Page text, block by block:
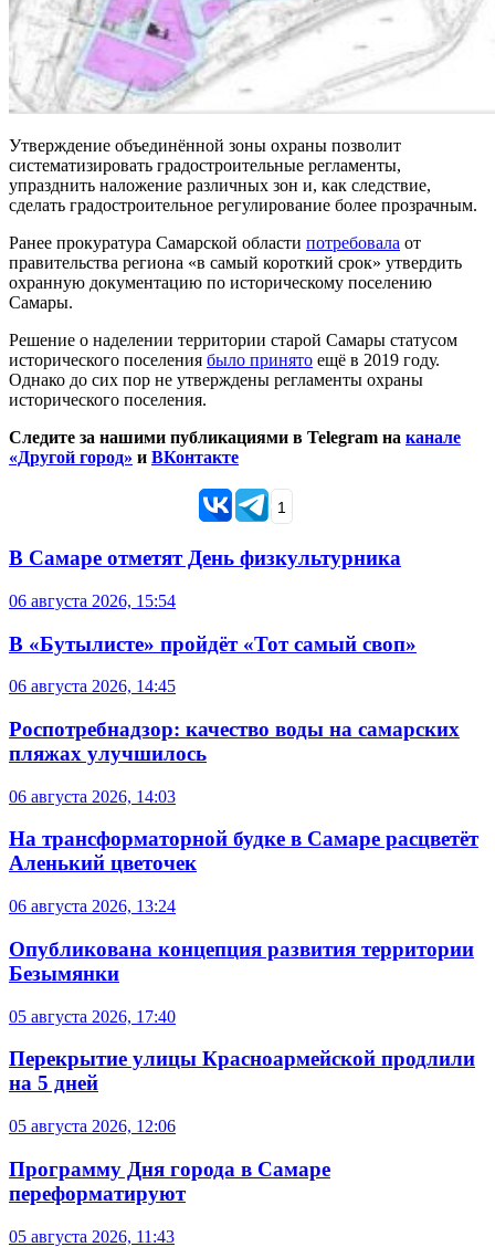
Утверждение объединённой зоны охраны позволит
систематизировать градостроительные регламенты,
упразднить наложение различных зон и, как следствие,
сделать градостроительное регулирование более прозрачным.
Ранее прокуратура Самарской области потребовала от
правительства региона «в самый короткий срок» утвердить
охранную документацию по историческому поселению
Самары.
Решение о наделении территории старой Самары статусом
исторического поселения было принято ещё в 2019 году.
Однако до сих пор не утверждены регламенты охраны
исторического поселения.
Следите за нашими публикациями в Telegram на канале
«Другой город» и ВКонтакте
1
В Самаре отметят День физкультурника
06 августа 2026, 15:54
В «Бутылисте» пройдёт «Тот самый своп»
06 августа 2026, 14:45
Роспотребнадзор: качество воды на самарских
пляжах улучшилось
06 августа 2026, 14:03
На трансформаторной будке в Самаре расцветёт
Аленький цветочек
06 августа 2026, 13:24
Опубликована концепция развития территории
Безымянки
05 августа 2026, 17:40
Перекрытие улицы Красноармейской продлили
на 5 дней
05 августа 2026, 12:06
Программу Дня города в Самаре
переформатируют
05 августа 2026, 11:43